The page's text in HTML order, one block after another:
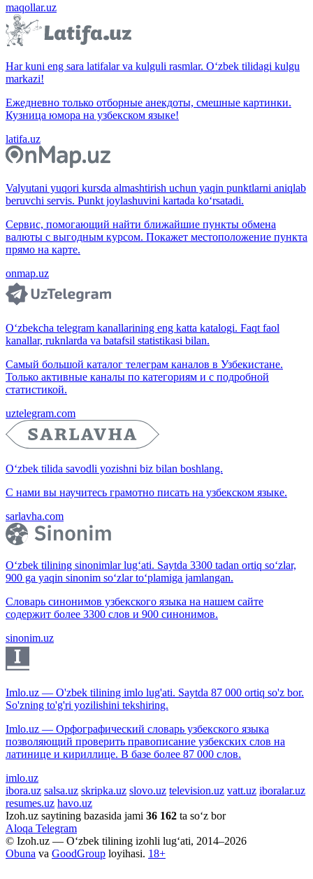
maqollar.uz
Har kuni eng sara latifalar va kulguli rasmlar. O‘zbek tilidagi kulgu
markazi!
Ежедневно только отборные анекдоты, смешные картинки.
Кузница юмора на узбекском языке!
latifa.uz
Valyutani yuqori kursda almashtirish uchun yaqin punktlarni aniqlab
beruvchi servis. Punkt joylashuvini kartada ko‘rsatadi.
Сервис, помогающий найти ближайшие пункты обмена
валюты с выгодным курсом. Покажет местоположение пункта
прямо на карте.
onmap.uz
O‘zbekcha telegram kanallarining eng katta katalogi. Faqt faol
kanallar, ruknlarda va batafsil statistikasi bilan.
Самый большой каталог телеграм каналов в Узбекистане.
Только активные каналы по категориям и с подробной
статистикой.
uztelegram.com
O‘zbek tilida savodli yozishni biz bilan boshlang.
С нами вы научитесь грамотно писать на узбекском языке.
sarlavha.com
O‘zbek tilining sinonimlar lug‘ati. Saytda 3300 tadan ortiq so‘zlar,
900 ga yaqin sinonim so‘zlar to‘plamiga jamlangan.
Словарь синонимов узбекского языка на нашем сайте
содержит более 3300 слов и 900 синонимов.
sinonim.uz
Imlo.uz — O'zbek tilining imlo lug'ati. Saytda 87 000 ortiq so'z bor.
So'zning to'g'ri yozilishini tekshiring.
Imlo.uz — Орфографический словарь узбекского языка
позволяющий проверить правописание узбекских слов на
латинице и кириллице. В базе более 87 000 слов.
imlo.uz
ibora.uz salsa.uz skripka.uz slovo.uz television.uz vatt.uz iboralar.uz
resumes.uz havo.uz
Izoh.uz saytining bazasida jami 36 162 ta so‘z bor
Aloqa Telegram
© Izoh.uz — O‘zbek tilining izohli lug‘ati, 2014–2026
Obuna va GoodGroup loyihasi. 18+